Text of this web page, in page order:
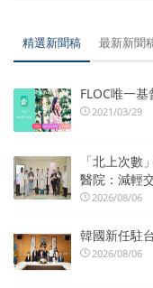
精選新聞稿 最新新聞
FLOC唯一
2021/03/29
「北上次數
醫院：減輕
2026/08/06
韓國新任駐
2026/08/06